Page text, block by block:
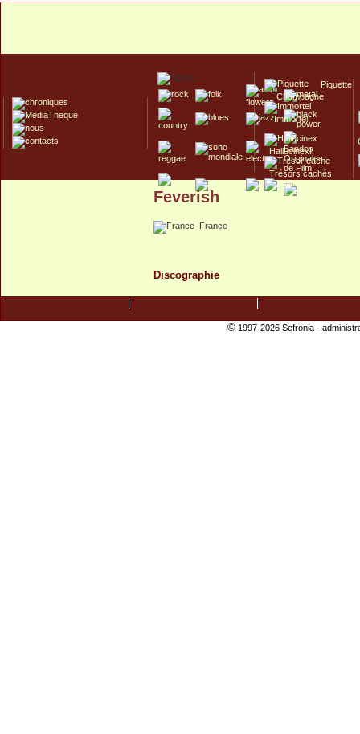
Piquette
Champagne
Immortel
Hallucinex!
Trésors cachés
Culte/Collector
Feverish
France
Discographie
©1997-2026 Sefronia -